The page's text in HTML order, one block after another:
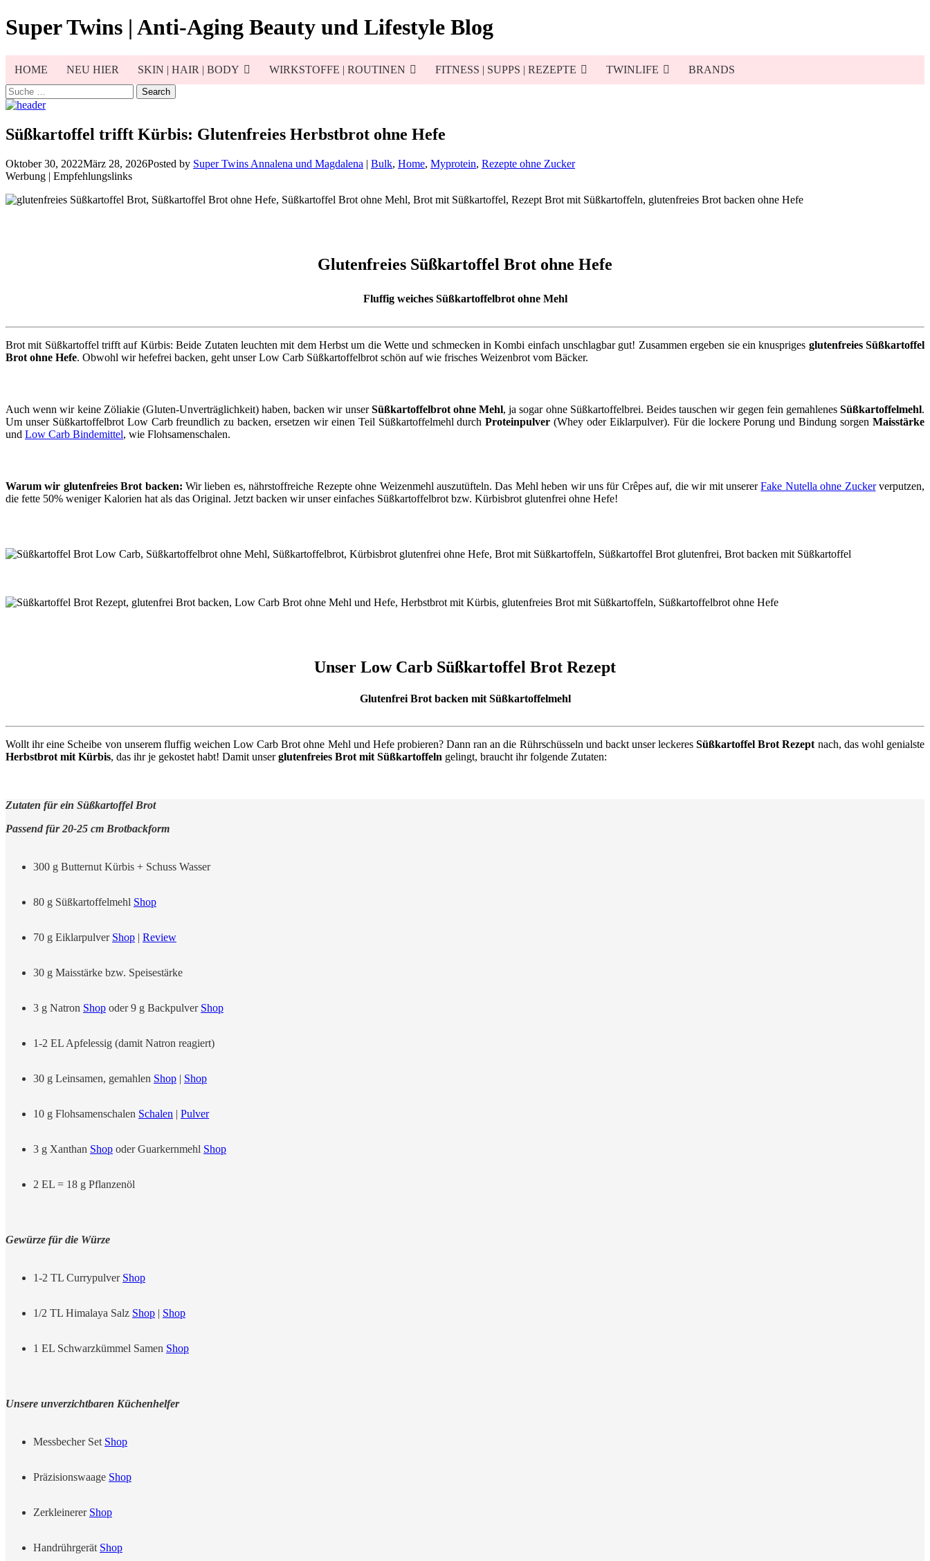
Skip
to
Super Twins | Anti-Aging Beauty und Lifestyle Blog
HOME NEU HIER SKIN | HAIR | BODY WIRKSTOFFE | ROUTINEN FITNESS | SUPPS | REZEPTE TWINLIFE
BRANDS
Search
for:
Süßkartoffel trifft Kürbis: Glutenfreies Herbstbrot ohne Hefe
Oktober 30, 2022März 28, 2026Posted by Super Twins Annalena und Magdalena | Bulk, Home, Myprotein, Rezepte ohne Zucker
Werbung | Empfehlungslinks
Glutenfreies Süßkartoffel Brot ohne Hefe
Fluffig weiches Süßkartoffelbrot ohne Mehl
Brot mit Süßkartoffel trifft auf Kürbis: Beide Zutaten leuchten mit dem Herbst um die Wette und schmecken in Kombi einfach unschlagbar gut! Zusammen ergeben sie ein knuspriges glutenfreies Süßkartoffel
Brot ohne Hefe. Obwohl wir hefefrei backen, geht unser Low Carb Süßkartoffelbrot schön auf wie frisches Weizenbrot vom Bäcker.
Auch wenn wir keine Zöliakie (Gluten-Unverträglichkeit) haben, backen wir unserSüßkartoffelbrot ohne Mehl, ja sogar ohne Süßkartoffelbrei. Beides tauschen wir gegen fein gemahlenesSüßkartoffelmehl.
Um unser Süßkartoffelbrot Low Carb freundlich zu backen, ersetzen wir einen Teil Süßkartoffelmehl durchProteinpulver (Whey oder Eiklarpulver). Für die lockere Porung und Bindung sorgenMaisstärke
und Low Carb Bindemittel, wie Flohsamenschalen.
Warum wir glutenfreies Brot backen: Wir lieben es, nährstoffreiche Rezepte ohne Weizenmehl auszutüfteln. Das Mehl heben wir uns für Crêpes auf, die wir mit unsererFake Nutella ohne Zuckerverputzen,
die fette 50% weniger Kalorien hat als das Original. Jetzt backen wir unser einfaches Süßkartoffelbrot bzw. Kürbisbrot glutenfrei ohne Hefe!
Unser Low Carb Süßkartoffel Brot Rezept
Glutenfrei Brot backen mit Süßkartoffelmehl
Wollt ihr eine Scheibe von unserem fluffig weichen Low Carb Brot ohne Mehl und Hefe probieren? Dann ran an die Rührschüsseln und backt unser leckeresSüßkartoffel Brot Rezept nach, das wohl genialste
Herbstbrot mit Kürbis, das ihr je gekostet habt! Damit unserglutenfreies Brot mit Süßkartoffeln gelingt, braucht ihr folgende Zutaten:
Zutaten für ein Süßkartoffel Brot
Passend für 20-25 cm Brotbackform
300 g Butternut Kürbis + Schuss Wasser
80 g Süßkartoffelmehl Shop
70 g Eiklarpulver Shop | Review
30 g Maisstärke bzw. Speisestärke
3 g Natron Shop oder 9 g Backpulver Shop
1-2 EL Apfelessig (damit Natron reagiert)
30 g Leinsamen, gemahlen Shop | Shop
10 g Flohsamenschalen Schalen | Pulver
3 g Xanthan Shop oder Guarkernmehl Shop
2 EL = 18 g Pflanzenöl
Gewürze für die Würze
1-2 TL Currypulver Shop
1/2 TL Himalaya Salz Shop | Shop
1 EL Schwarzkümmel Samen Shop
Unsere unverzichtbaren Küchenhelfer
Messbecher Set Shop
Präzisionswaage Shop
Zerkleinerer Shop
Handrührgerät Shop